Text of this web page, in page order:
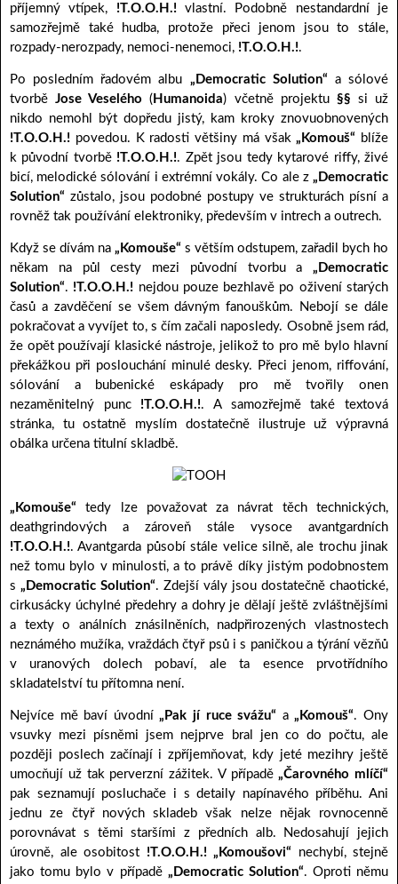
příjemný vtípek, !T.O.O.H.!vlastní. Podobně nestandardní je
samozřejmě také hudba, protože přeci jenom jsou to stále,
rozpady-nerozpady, nemoci-nenemoci, !T.O.O.H.!.
Po posledním řadovém albu „Democratic Solution“ a sólové
tvorběJose Veselého ( Humanoida) včetně projektu §§ si už
nikdo nemohl být dopředu jistý, kam kroky znovuobnovených
!T.O.O.H.! povedou. K radosti většiny má však„Komouš“ blíže
k původní tvorbě !T.O.O.H.!. Zpět jsou tedy kytarové riffy, živé
bicí, melodické sólování i extrémní vokály. Co ale z „Democratic
Solution“ zůstalo, jsou podobné postupy ve strukturách písní a
rovněž tak používání elektroniky, především v intrech a outrech.
Když se dívám na „Komouše“ s větším odstupem, zařadil bych ho
někam na půl cesty mezi původní tvorbu a „Democratic
Solution“. !T.O.O.H.! nejdou pouze bezhlavě po oživení starých
časů a zavděčení se všem dávným fanouškům. Nebojí se dále
pokračovat a vyvíjet to, s čím začali naposledy. Osobně jsem rád,
že opět používají klasické nástroje, jelikož to pro mě bylo hlavní
překážkou při poslouchání minulé desky. Přeci jenom, riffování,
sólování a bubenické eskápady pro mě tvořily onen
nezaměnitelný punc !T.O.O.H.!. A samozřejmě také textová
stránka, tu ostatně myslím dostatečně ilustruje už výpravná
obálka určena titulní skladbě.
„Komouše“ tedy lze považovat za návrat těch technických,
deathgrindových a zároveň stále vysoce avantgardních
!T.O.O.H.!. Avantgarda působí stále velice silně, ale trochu jinak
než tomu bylo v minulosti, a to právě díky jistým podobnostem
s „Democratic Solution“. Zdejší vály jsou dostatečně chaotické,
cirkusácky úchylné předehry a dohry je dělají ještě zvláštnějšími
a texty o análních znásilněních, nadpřirozených vlastnostech
neznámého mužíka, vraždách čtyř psů i s paničkou a týrání vězňů
v uranových dolech pobaví, ale ta esence prvotřídního
skladatelství tu přítomna není.
Nejvíce mě baví úvodní„Pak jí ruce svážu“ a„Komouš“. Ony
vsuvky mezi písněmi jsem nejprve bral jen co do počtu, ale
později poslech začínají i zpříjemňovat, kdy jeté mezihry ještě
umocňují už tak perverzní zážitek. V případě„Čarovného mlíčí“
pak seznamují posluchače i s detaily napínavého příběhu. Ani
jednu ze čtyř nových skladeb však nelze nějak rovnocenně
porovnávat s těmi staršími z předních alb. Nedosahují jejich
úrovně, ale osobitost !T.O.O.H.! „Komoušovi“ nechybí, stejně
jako tomu bylo v případě „Democratic Solution“. Oproti němu